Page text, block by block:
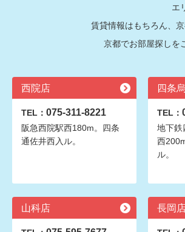
エ
賃貸情報はもちろん、
京都でお部屋探しを
西院店
TEL： 075-311-8221
阪急西院駅西180m。四条
通佐井西入ル。
四条
TEL：
地下鉄
西
ル。
山科店 長岡